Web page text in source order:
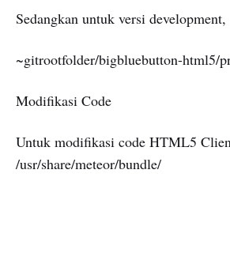
Sedangkan untuk versi
~gitrootfolder/bigbluebutton-html5/
Modifikasi Code
Untuk modifikasi code HTML5
/usr/share/meteor/bundle/